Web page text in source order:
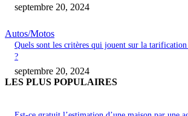
septembre 20, 2024
Autos/Motos
Quels sont les critères qui jouent sur la tarification
?
septembre 20, 2024
LES PLUS POPULAIRES